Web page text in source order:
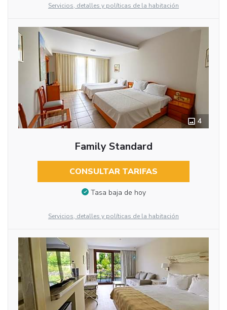
Servicios, detalles y políticas de la habitación
4
Family Standard
CONSULTAR TARIFAS
Tasa baja de hoy
Servicios, detalles y políticas de la habitación